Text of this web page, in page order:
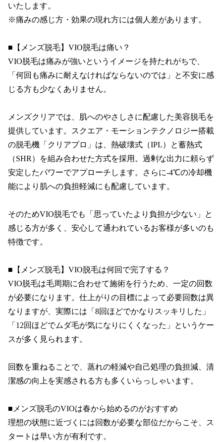
いたします。
※痛みの感じ方・効果の現れ方には個人差があります。
■【メンズ脱毛】VIO脱毛は痛い？
VIO脱毛は痛みが強いというイメージを持たれがちで、
「何回も痛みに耐えなければならないのでは」と不安に感
じる方も少なくありません。
メンズクリアでは、肌へのやさしさに配慮した美容脱毛を
提供しています。スクエア・モーションテクノロジー搭載
の脱毛機「クリアプロ」は、熱破壊式（IPL）と蓄熱式
（SHR）を組み合わせた方式を採用。過剰な出力に頼らず
安定したパワーでアプローチします。さらに-4℃の冷却機
能により肌への負担軽減にも配慮しています。
そのためVIO脱毛でも「思っていたより負担が少ない」と
感じる方が多く、安心して通われているお客様が多いのも
特徴です。
■【メンズ脱毛】VIO脱毛は何回で完了する？
VIO脱毛は毛周期に合わせて施術を行うため、一定の回数
が必要になります。仕上がりの目標によって必要回数は異
なりますが、実際には「8回ほどでかなりスッキリした」
「12回ほどでムダ毛が気になりにくくなった」というケー
スが多く見られます。
回数を重ねることで、蒸れの軽減や自己処理の負担減、清
潔感の向上を実感される方も多くいらっしゃいます。
■メンズ脱毛のVIOは春から始めるのがおすすめ
理想の状態に近づくには回数が必要な部位だからこそ、ス
タートは早い方が有利です。